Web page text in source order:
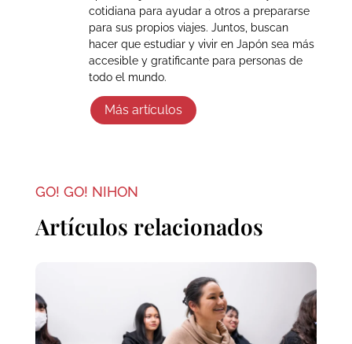
cotidiana para ayudar a otros a prepararse
para sus propios viajes. Juntos, buscan
hacer que estudiar y vivir en Japón sea más
accesible y gratificante para personas de
todo el mundo.
Más artículos
GO! GO! NIHON
Artículos relacionados